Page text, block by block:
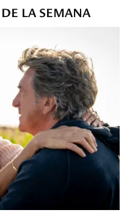
LA SEMANA